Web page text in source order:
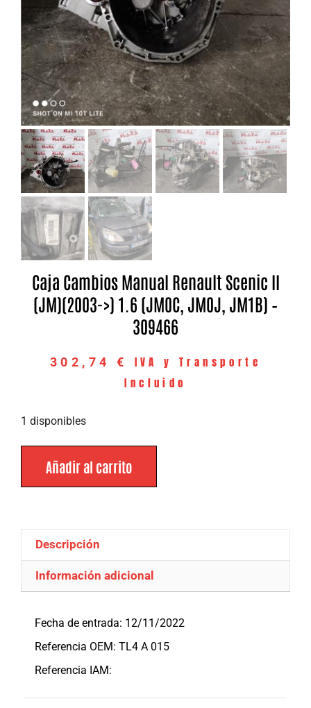
Caja Cambios Manual Renault Scenic II
(JM)(2003->) 1.6 (JM0C, JM0J, JM1B) –
309466
302,74 €
IVA y Transporte
Incluido
1 disponibles
Añadir al carrito
Descripción
Información adicional
Fecha de entrada: 12/11/2022
Referencia OEM: TL4 A 015
Referencia IAM: